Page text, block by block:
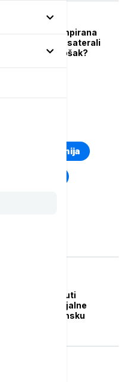
more kao "tempirana
Kako su Huti saterali
Arabiju u ćošak?
Kosovo i Metohija
istoku
premijer: Huti
na komercijalne
sprovode iransku